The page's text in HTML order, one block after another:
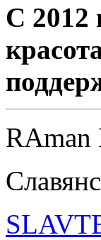
С 2012
RAman